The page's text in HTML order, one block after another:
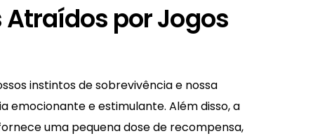
Atraídos por Jogos
instintos de sobrevivência e nossa
emocionante e estimulante. Além disso, a
uma pequena dose de recompensa,